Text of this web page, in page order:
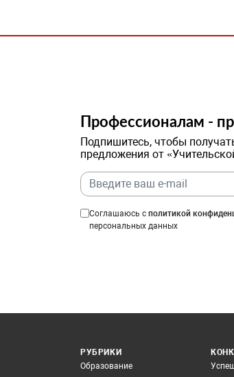
Профессионалам -
Подпишитесь, чтобы
предложения от
Соглашаюсь с политикой
персональных данных
РУБРИКИ
Образование